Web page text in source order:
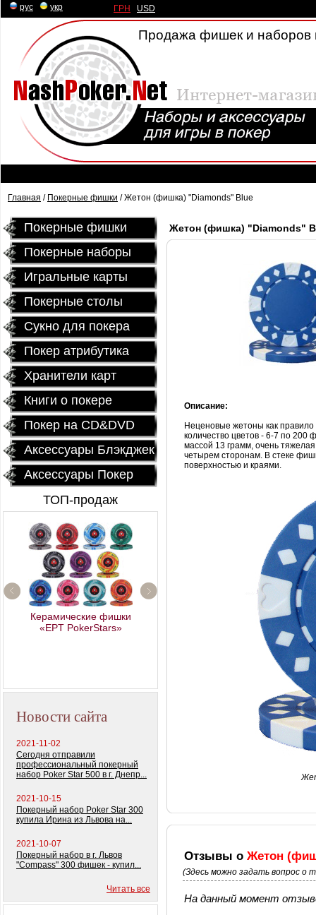
рус укр ГРН USD
Продажа фишек и наборов
Главная / Покерные фишки / Жетон (фишка) "Diamonds" Blue
Покерные фишки
Покерные наборы
Игральные карты
Покерные столы
Сукно для покера
Покер атрибутика
Хранители карт
Книги о покере
Покер на CD&DVD
Аксессуары Блэкджек
Аксессуары Покер
ТОП-продаж
Керамические фишки
«EPT PokerStars»
Профессиональный
покерный набор
Новости сайта
2021-11-02
Сегодня отправили
профессиональный покерный
набор Poker Star 500 в г. Днепр...
2021-10-15
Покерный набор Poker Star 300
купила Ирина из Львова на...
2021-10-07
Покерный набор в г. Львов
"Compass" 300 фишек - купил...
Читать все
Жетон (фишка) "Diamonds"
Описание:
Неценовые жетоны как правило
количество цветов - 6-7 по
массой 13 грамм, очень
четырем сторонам. В стеке
поверхностью и краями.
Отзывы о Жетон
(Здесь можно задать вопрос о
На данный момент